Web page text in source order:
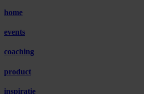
home
events
coaching
product
inspiratie